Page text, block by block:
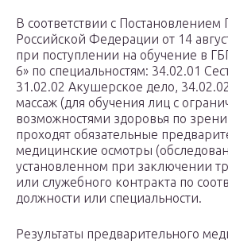
В соответствии с Постановлением
Российской Федерации от 14
при поступлении на обучение в
6» по специальностям: 34.02.01
31.02.02 Акушерское дело,
массаж (для обучения лиц с
возможностями здоровья по
проходят обязательные
медицинские осмотры
установленном при заключении
или служебного контракта по
должности или специальности.
Результаты предварительного